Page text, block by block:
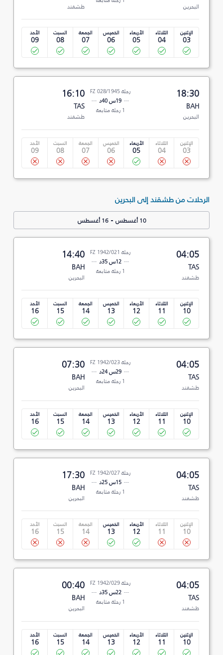
البحرين طشقند
الإثنين
03
الثلاثاء
04
الأربعاء
05
الخميس
06
الجمعة
07
السبت
08
الأحد
09
18:30
BAH
البحرين
رحلة FZ 028/1945
19س 40د
1 رحلة متابعة
16:10
TAS
طشقند
الإثنين
03
الثلاثاء
04
الأربعاء
05
الخميس
06
الجمعة
07
السبت
08
الأحد
09
الرحلات من طشقند إلى البحرين
10 أغسطس -16 أغسطس
04:05
TAS
طشقند
رحلة FZ 1942/021
12س 35د
1 رحلة متابعة
14:40
BAH
البحرين
الإثنين
10
الثلاثاء
11
الأربعاء
12
الخميس
13
الجمعة
14
السبت
15
الأحد
16
04:05
TAS
طشقند
رحلة FZ 1942/023
29س 24د
1 رحلة متابعة
07:30
BAH
البحرين
الإثنين
10
الثلاثاء
11
الأربعاء
12
الخميس
13
الجمعة
14
السبت
15
الأحد
16
04:05
TAS
طشقند
رحلة FZ 1942/027
15س 25د
1 رحلة متابعة
17:30
BAH
البحرين
الإثنين
10
الثلاثاء
11
الأربعاء
12
الخميس
13
الجمعة
14
السبت
15
الأحد
16
04:05
TAS
طشقند
رحلة FZ 1942/029
22س 35د
1 رحلة متابعة
00:40
BAH
البحرين
الإثنين
10
الثلاثاء
11
الأربعاء
12
الخميس
13
الجمعة
14
السبت
15
الأحد
16